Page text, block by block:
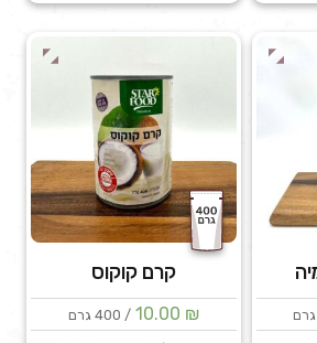
אדמה
קרם קוקוס
10.00 ₪ / 400 גרם